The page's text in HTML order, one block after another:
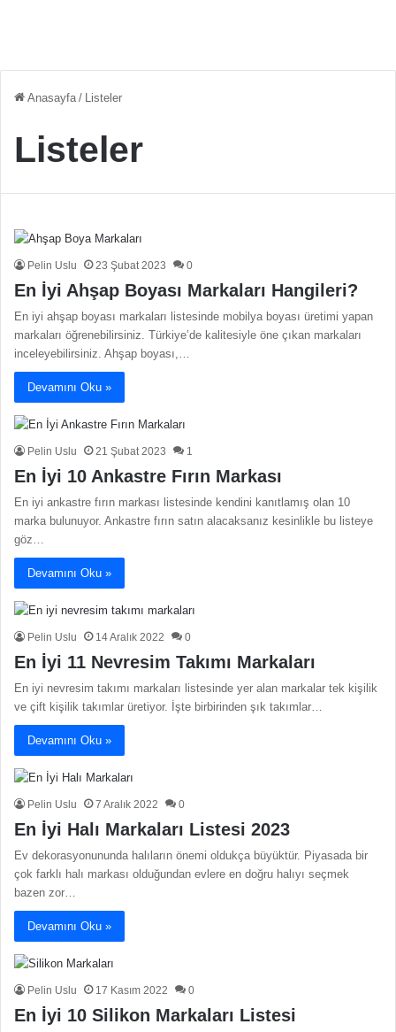
Anasayfa / Listeler
Listeler
Pelin Uslu 23 Şubat 2023 0
En İyi Ahşap Boyası Markaları Hangileri?
En iyi ahşap boyası markaları listesinde mobilya boyası üretimi yapan
markaları öğrenebilirsiniz. Türkiye’de kalitesiyle öne çıkan markaları
inceleyebilirsiniz. Ahşap boyası,…
Devamını Oku »
Pelin Uslu 21 Şubat 2023 1
En İyi 10 Ankastre Fırın Markası
En iyi ankastre fırın markası listesinde kendini kanıtlamış olan 10
marka bulunuyor. Ankastre fırın satın alacaksanız kesinlikle bu listeye
göz…
Devamını Oku »
Pelin Uslu 14 Aralık 2022 0
En İyi 11 Nevresim Takımı Markaları
En iyi nevresim takımı markaları listesinde yer alan markalar tek kişilik
ve çift kişilik takımlar üretiyor. İşte birbirinden şık takımlar…
Devamını Oku »
Pelin Uslu 7 Aralık 2022 0
En İyi Halı Markaları Listesi 2023
Ev dekorasyonununda halıların önemi oldukça büyüktür. Piyasada bir
çok farklı halı markası olduğundan evlere en doğru halıyı seçmek
bazen zor…
Devamını Oku »
Pelin Uslu 17 Kasım 2022 0
En İyi 10 Silikon Markaları Listesi